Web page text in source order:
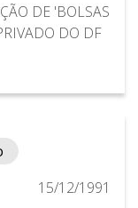
DE 'BOLSAS
DO DF
15/12/1991